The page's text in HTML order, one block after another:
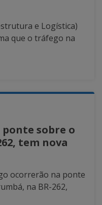
e Logística)
que o tráfego na
sobre o
tem nova
ocorrerão na ponte
na BR-262,